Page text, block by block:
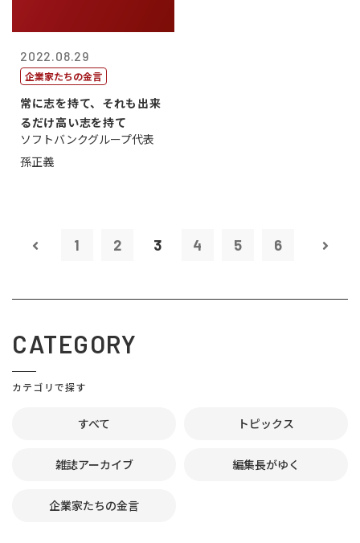
2022.08.29
企業家たちの金言
常に志を持て、それも出来
るだけ高い志を持て
ソフトバンクグループ代表
孫正義
1 2 3 4 5 6
CATEGORY
カテゴリで探す
すべて トピックス
雑誌アーカイブ 編集長がゆく
企業家たちの金言